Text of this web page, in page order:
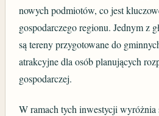
nowych podmiotów, co jest
gospodarczego regionu. Jednym z
są tereny przygotowane do
atrakcyjne dla osób planujących
gospodarczej.
W ramach tych inwestycji